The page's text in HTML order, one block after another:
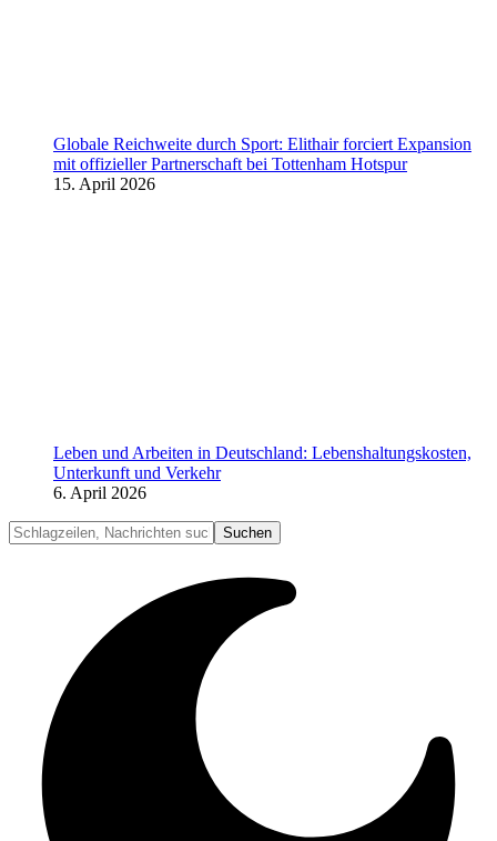
Globale Reichweite durch Sport: Elithair forciert Expansion
mit offizieller Partnerschaft bei Tottenham Hotspur
15. April 2026
Leben und Arbeiten in Deutschland: Lebenshaltungskosten,
Unterkunft und Verkehr
6. April 2026